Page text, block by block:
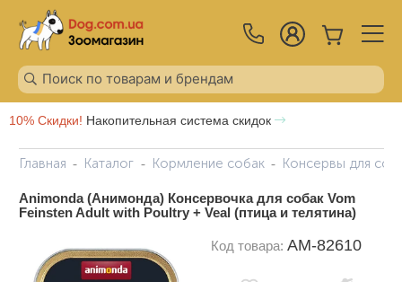
10% Скидки! Накопительная система скидок
Главная Каталог Кормление собак Консервы для
Animonda (Анимонда) Консервочка для собак Vom
Feinsten Adult with Poultry + Veal (птица и телятина)
Код товара: AM-82610